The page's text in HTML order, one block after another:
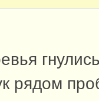
рядом